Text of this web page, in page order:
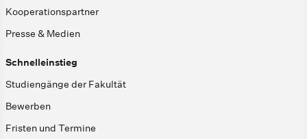
Kooperationspartner
Presse & Medien
Schnelleinstieg
Studiengänge der Fakultät
Bewerben
Fristen und Termine